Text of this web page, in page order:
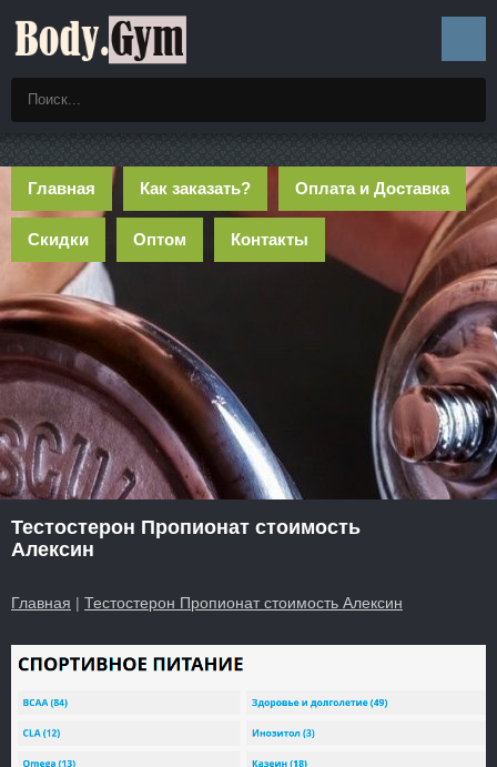
Главная Как заказать? Оплата и Доставка
Скидки Оптом Контакты
Тестостерон Пропионат стоимость
Алексин
Главная | Тестостерон Пропионат стоимость Алексин